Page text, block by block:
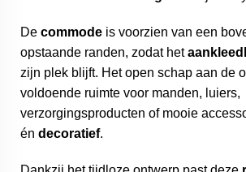
De commode is voorzien van een
opstaande randen, zodat het
zijn plek blijft. Het open schap aan de
voldoende ruimte voor manden, luiers,
verzorgingsproducten of mooie
én decoratief.